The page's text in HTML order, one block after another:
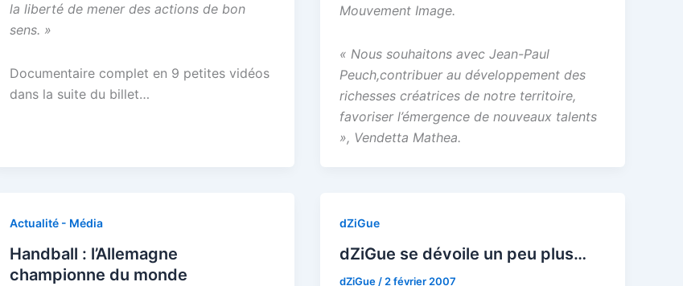
la liberté de mener des actions de bon
sens. »
Documentaire complet en 9 petites vidéos
dans la suite du billet…
Mouvement Image.
« Nous souhaitons avec Jean-Paul
Peuch,contribuer au développement des
richesses créatrices de notre territoire,
favoriser l’émergence de nouveaux talents
», Vendetta Mathea.
Actualité - Média
Handball : l’Allemagne
championne du monde
dZiGue
dZiGue se dévoile un peu plus…
dZiGue / 2 février 2007